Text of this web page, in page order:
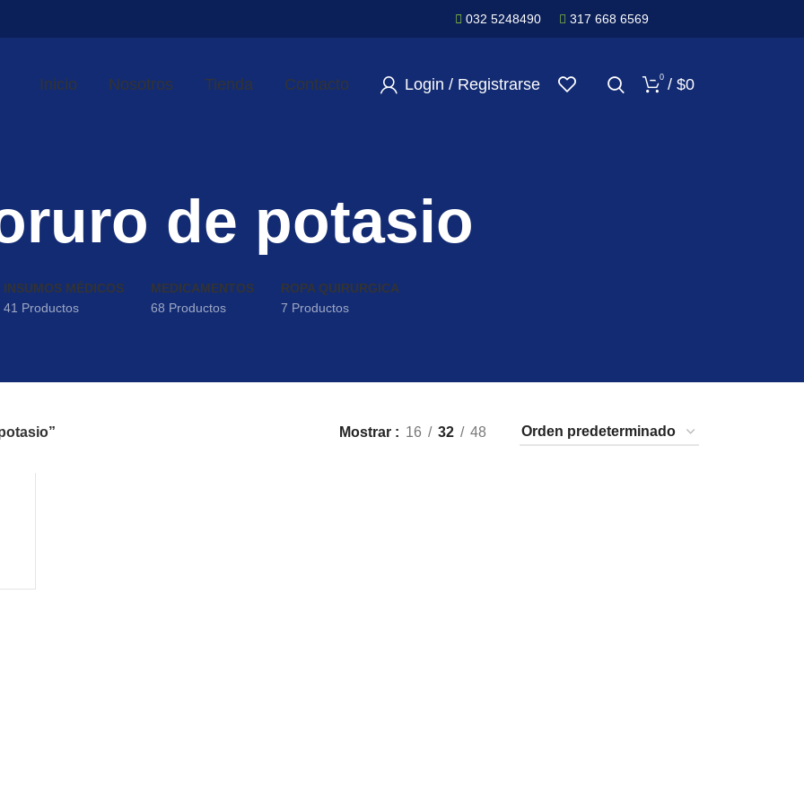
032 5248490 317 668 6569
Inicio Nosotros Tienda Contacto Login / Registrarse 0 / $0
de potasio
INSUMOS MÉDICOS
41 Productos
MEDICAMENTOS
68 Productos
ROPA QUIRURGICA
7 Productos
Mostrar 16 32 48